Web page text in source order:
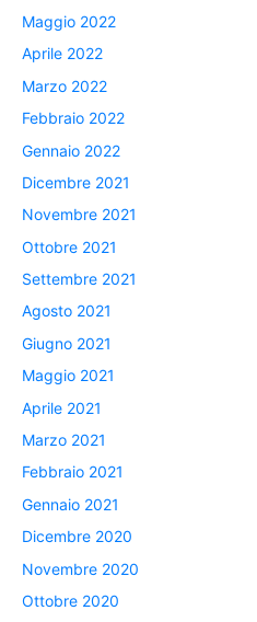
Maggio 2022
Aprile 2022
Marzo 2022
Febbraio 2022
Gennaio 2022
Dicembre 2021
Novembre 2021
Ottobre 2021
Settembre 2021
Agosto 2021
Giugno 2021
Maggio 2021
Aprile 2021
Marzo 2021
Febbraio 2021
Gennaio 2021
Dicembre 2020
Novembre 2020
Ottobre 2020